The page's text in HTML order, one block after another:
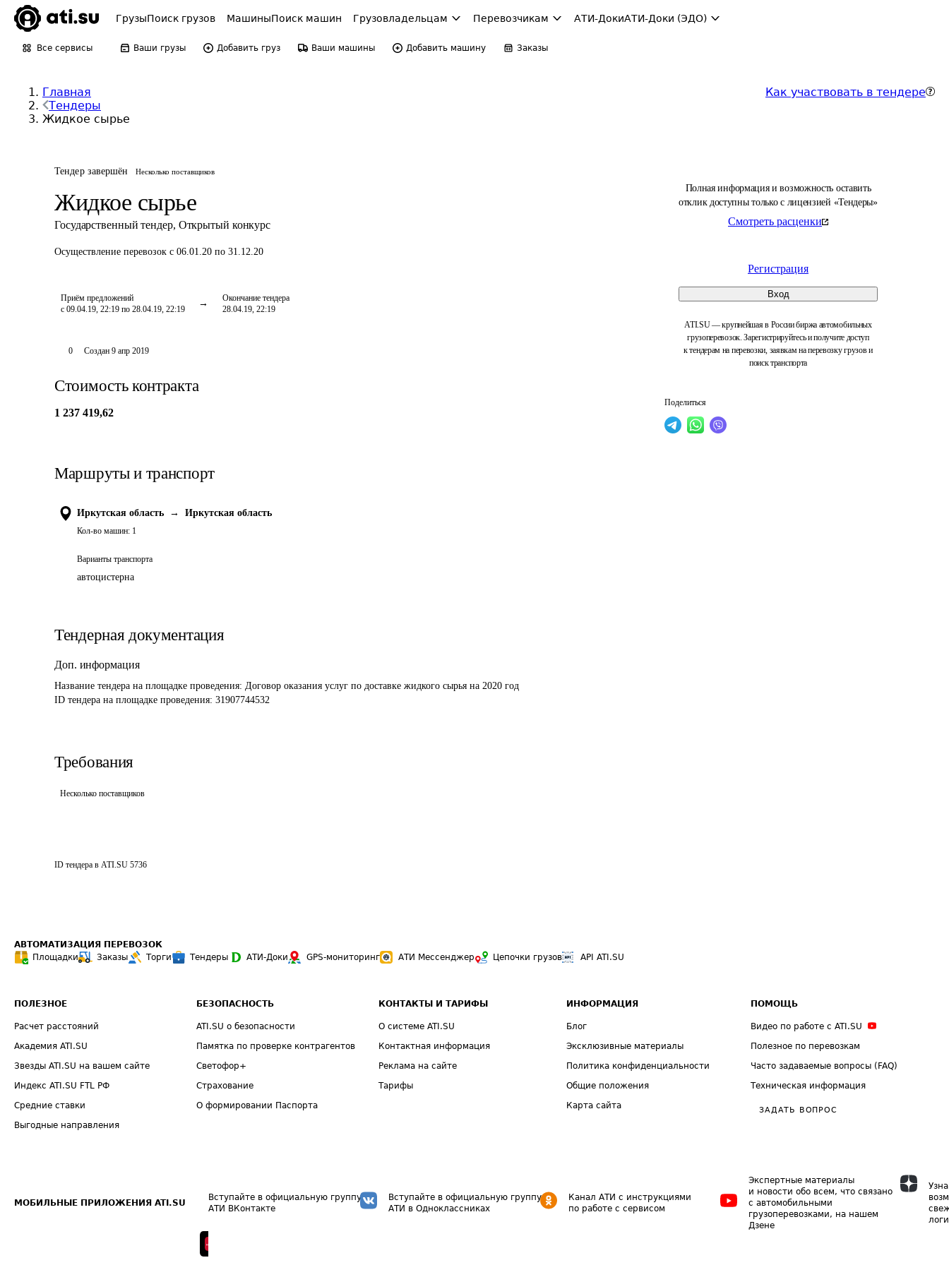
ГрузыПоиск грузов МашиныПоиск машин Грузовладельцам Перевозчикам АТИ-ДокиАТИ-Доки (ЭДО)
Все сервисы Ваши грузы Добавить груз Ваши машины Добавить машину Заказы
Главная
Тендеры
Жидкое сырье
Как участвовать в тендере
Тендер завершён Несколько поставщиков
Жидкое сырье
Государственный тендер, Открытый конкурс
Осуществление перевозок с 06.01.20 по 31.12.20
Приём предложений
с 09.04.19, 22:19 по 28.04.19, 22:19
Окончание тендера
28.04.19, 22:19
Полная информация и возможность оставить
отклик доступны только с лицензией «Тендеры»
Смотреть расценки
Регистрация
Вход
ATI.SU — крупнейшая в России биржа автомобильных
грузоперевозок. Зарегистрируйтесь и получите доступ
к тендерам на перевозки, заявкам на перевозку грузов и
поиск транспорта
Поделиться
0 Создан 9 апр 2019
Стоимость контракта
1 237 419,62
Маршруты и транспорт
Иркутская область → Иркутская область
Кол-во машин: 1
Варианты транспорта
автоцистерна
Тендерная документация
Доп. информация
Название тендера на площадке проведения: Договор оказания услуг по доставке жидкого сырья на 2020 год
ID тендера на площадке проведения: 31907744532
Требования
Несколько поставщиков
ID тендера в ATI.SU 5736
АВТОМАТИЗАЦИЯ ПЕРЕВОЗОК
Площадки
Заказы Торги Тендеры АТИ-Доки GPS-мониторинг АТИ Мессенджер Цепочки грузов API ATI.SU
ПОЛЕЗНОЕ
Расчет расстояний
Академия ATI.SU
Звезды ATI.SU на вашем сайте
Индекс ATI.SU FTL РФ
Средние ставки
Выгодные направления
БЕЗОПАСНОСТЬ
ATI.SU о безопасности
Памятка по проверке контрагентов
Светофор+
Страхование
О формировании Паспорта
КОНТАКТЫ И ТАРИФЫ
О системе ATI.SU
Контактная информация
Реклама на сайте
Тарифы
ИНФОРМАЦИЯ
Блог
Эксклюзивные материалы
Политика конфиденциальности
Общие положения
Карта сайта
ПОМОЩЬ
Видео по работе с ATI.SU
Полезное по перевозкам
Часто задаваемые вопросы (FAQ)
Техническая информация
ЗАДАТЬ ВОПРОС
МОБИЛЬНЫЕ ПРИЛОЖЕНИЯ ATI.SU
Вступайте в официальную группу
АТИ ВКонтакте
Вступайте в официальную группу
АТИ в Одноклассниках
Канал АТИ с инструкциями
по работе с сервисом
Экспертные материалы
и новости обо всем, что связано
с автомобильными
грузоперевозками, на нашем
Дзене